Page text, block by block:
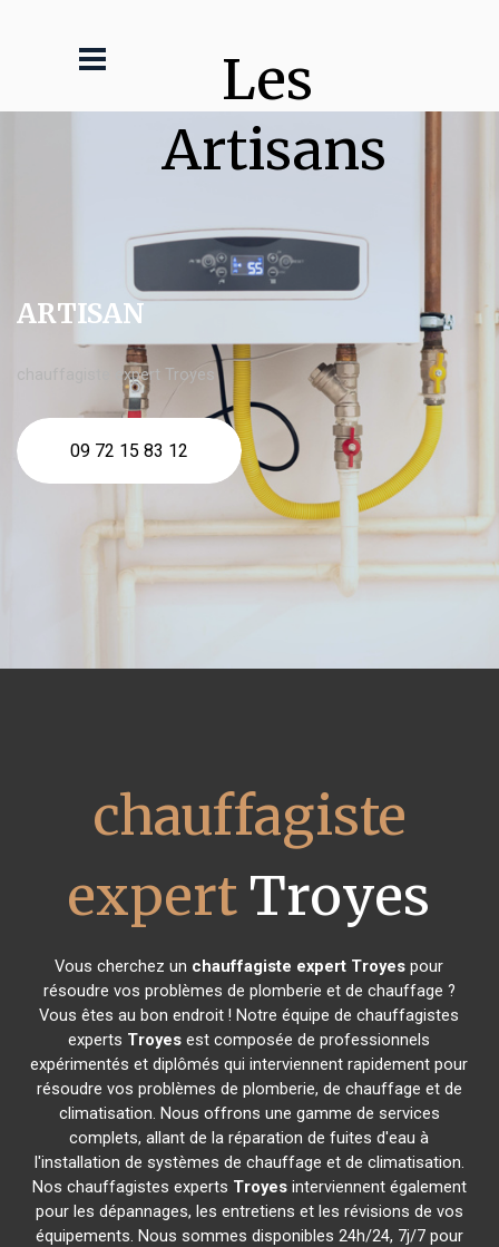
Les
Artisans
ARTISAN
chauffagiste expert Troyes
09 72 15 83 12
chauffagiste
expert Troyes
Vous cherchez un chauffagiste expert Troyes pour
résoudre vos problèmes de plomberie et de chauffage ?
Vous êtes au bon endroit ! Notre équipe de chauffagistes
experts Troyes est composée de professionnels
expérimentés et diplômés qui interviennent rapidement pour
résoudre vos problèmes de plomberie, de chauffage et de
climatisation. Nous offrons une gamme de services
complets, allant de la réparation de fuites d'eau à
l'installation de systèmes de chauffage et de climatisation.
Nos chauffagistes experts Troyesinterviennent également
pour les dépannages, les entretiens et les révisions de vos
équipements. Nous sommes disponibles 24h/24, 7j/7 pour